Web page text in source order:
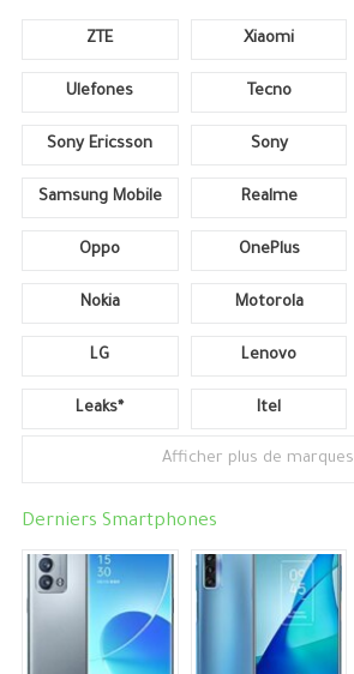
ZTE Xiaomi
Ulefones Tecno
Sony Ericsson Sony
Samsung Mobile Realme
Oppo OnePlus
Nokia Motorola
LG Lenovo
Leaks* Itel
Afficher plus de marques
Derniers Smartphones